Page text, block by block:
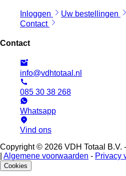
Inloggen Uw bestellingen
Contact
Contact
info@vdhtotaal.nl
085 30 38 268
Whatsapp
Vind ons
Copyright © 2026 VDH Totaal B.V.
Algemene voorwaarden - Privacy
Cookies